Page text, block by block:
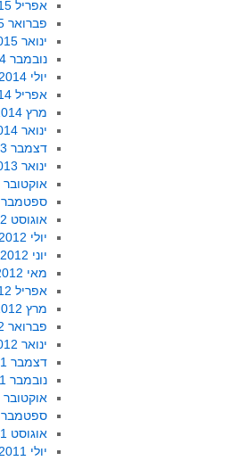
אפריל 2015
פברואר 2015
ינואר 2015
נובמבר 2014
יולי 2014
אפריל 2014
מרץ 2014
ינואר 2014
דצמבר 2013
ינואר 2013
אוקטובר 2012
ספטמבר 2012
אוגוסט 2012
יולי 2012
יוני 2012
מאי 2012
אפריל 2012
מרץ 2012
פברואר 2012
ינואר 2012
דצמבר 2011
נובמבר 2011
אוקטובר 2011
ספטמבר 2011
אוגוסט 2011
יולי 2011